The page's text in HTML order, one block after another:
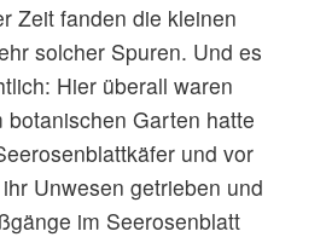
Zeit fanden die kleinen
solcher Spuren. Und es
Hier überall waren
botanischen Garten hatte
und vor
Unwesen getrieben und
im Seerosenblatt